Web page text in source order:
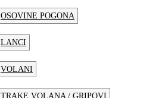
OSOVINE POGONA
LANCI
VOLANI
TRAKE VOLANA / GRIPOVI